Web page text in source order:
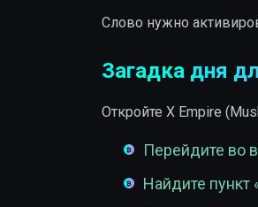
Слово нужно
Загадка дня
Откройте X Empire
Перейдите во
Найдите пункт